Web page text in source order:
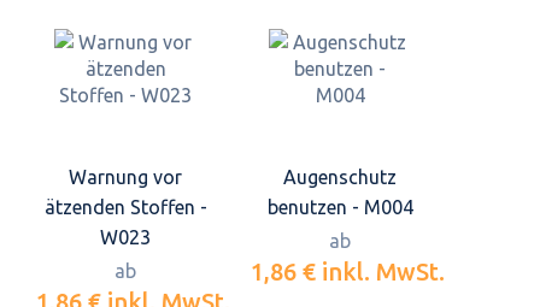
Warnung vor
ätzenden Stoffen -
W023
ab
Augenschutz
benutzen - M004
ab
1,86 € inkl. MwSt.